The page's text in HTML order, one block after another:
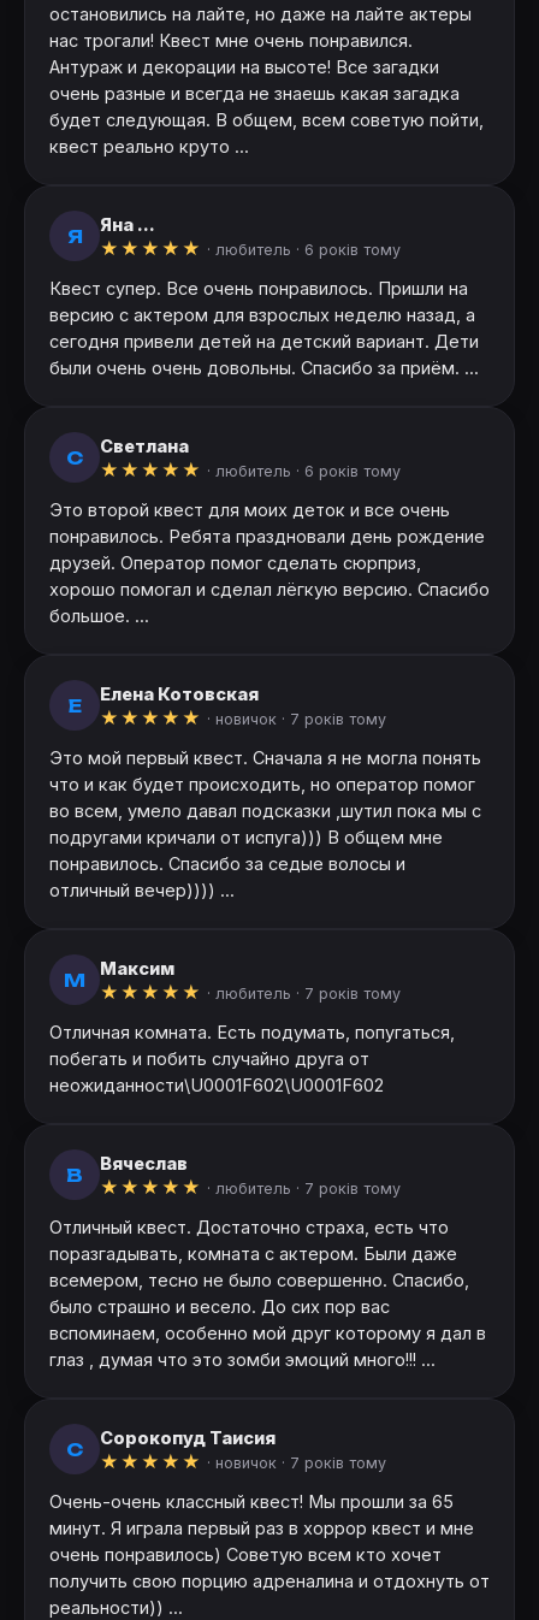
остановились на лайте, но даже на лайте актеры
нас трогали! Квест мне очень понравился.
Антураж и декорации на высоте! Все загадки
очень разные и всегда не знаешь какая загадка
будет следующая. В общем, всем советую пойти,
квест реально круто ...
Я
Яна ...
★ ★ ★ ★ ★ · любитель · 6 років тому
Квест супер. Все очень понравилось. Пришли на
версию с актером для взрослых неделю назад, а
сегодня привели детей на детский вариант. Дети
были очень очень довольны. Спасибо за приём. ...
С
Светлана
★ ★ ★ ★ ★ · любитель · 6 років тому
Это второй квест для моих деток и все очень
понравилось. Ребята праздновали день рождение
друзей. Оператор помог сделать сюрприз,
хорошо помогал и сделал лёгкую версию. Спасибо
большое. ...
Е
Елена Котовская
★ ★ ★ ★ ★ · новичок · 7 років тому
Это мой первый квест. Сначала я не могла понять
что и как будет происходить, но оператор помог
во всем, умело давал подсказки ,шутил пока мы с
подругами кричали от испуга))) В общем мне
понравилось. Спасибо за седые волосы и
отличный вечер)))) ...
М
Максим
★ ★ ★ ★ ★ · любитель · 7 років тому
Отличная комната. Есть подумать, попугаться,
побегать и побить случайно друга от
неожиданности\U0001F602\U0001F602
В
Вячеслав
★ ★ ★ ★ ★ · любитель · 7 років тому
Отличный квест. Достаточно страха, есть что
поразгадывать, комната с актером. Были даже
всемером, тесно не было совершенно. Спасибо,
было страшно и весело. До сих пор вас
вспоминаем, особенно мой друг которому я дал в
глаз , думая что это зомби эмоций много!!! ...
C
Cорокопуд Таисия
★ ★ ★ ★ ★ · новичок · 7 років тому
Очень-очень классный квест! Мы прошли за 65
минут. Я играла первый раз в хоррор квест и мне
очень понравилось) Советую всем кто хочет
получить свою порцию адреналина и отдохнуть от
реальности)) ...